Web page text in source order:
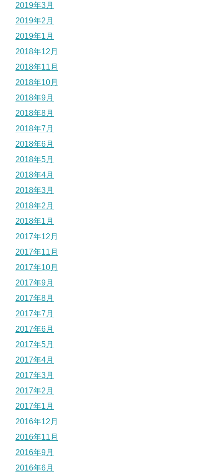
2019年3月
2019年2月
2019年1月
2018年12月
2018年11月
2018年10月
2018年9月
2018年8月
2018年7月
2018年6月
2018年5月
2018年4月
2018年3月
2018年2月
2018年1月
2017年12月
2017年11月
2017年10月
2017年9月
2017年8月
2017年7月
2017年6月
2017年5月
2017年4月
2017年3月
2017年2月
2017年1月
2016年12月
2016年11月
2016年9月
2016年6月